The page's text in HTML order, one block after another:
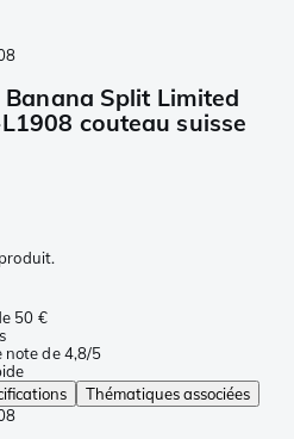
Split Limited
couteau suisse
50 €
note de 4,8/5
Thématiques associées